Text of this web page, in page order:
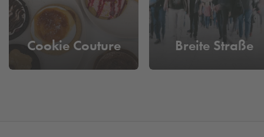
Deine Vorteile:
✅Zentral parken
Q-Park
✅
Nur ein kurzer Fußweg
zu Eatsu
Unbeschwert genießen
ohne Parkplatzstress
Hol dir deine Bowl oder Sushi-Rolle – wir kümmern uns um
Cookie Couture Breite Straße